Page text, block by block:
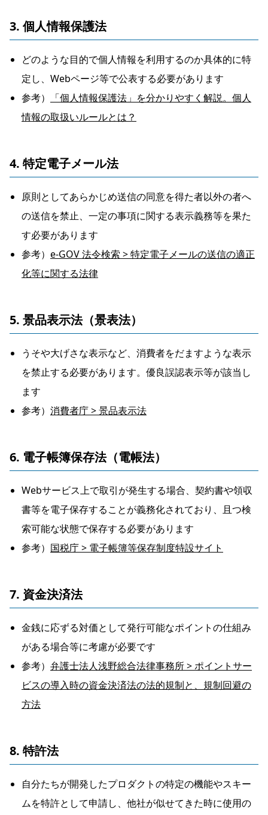
3. 個人情報保護法
どのような目的で個人情報を利用するのか具体的に特
定し、Webページ等で公表する必要があります
参考）
「個人情報保護法」を分かりやすく解説。個人
情報の取扱いルールとは？
4. 特定電子メール法
原則としてあらかじめ送信の同意を得た者以外の者へ
の送信を禁止、一定の事項に関する表示義務等を果た
す必要があります
参考） e-GOV 法令検索 > 特定電子メールの送信の適正
化等に関する法律
5. 景品表示法（景表法）
うそや大げさな表示など、消費者をだますような表示
を禁止する必要があります。優良誤認表示等が該当し
ます
参考） 消費者庁 > 景品表示法
6. 電子帳簿保存法（電帳法）
Webサービス上で取引が発生する場合、契約書や領収
書等を電子保存することが義務化されており、且つ検
索可能な状態で保存する必要があります
参考） 国税庁 > 電子帳簿等保存制度特設サイト
7. 資金決済法
金銭に応ずる対価として発行可能なポイントの仕組み
がある場合等に考慮が必要です
参考） 弁護士法人浅野総合法律事務所 > ポイントサー
ビスの導入時の資金決済法の法的規制と、規制回避の
方法
8. 特許法
自分たちが開発したプロダクトの特定の機能やスキー
ムを特許として申請し、他社が似せてきた時に使用の